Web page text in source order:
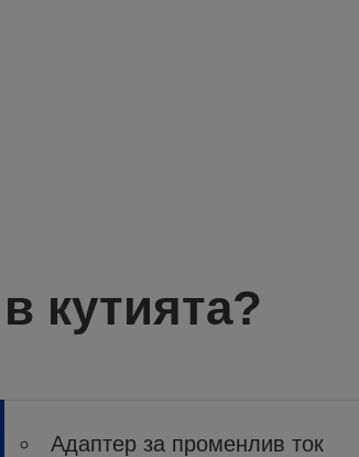
кутията?
Адаптер за променлив ток